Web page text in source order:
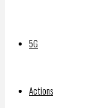
5G
Actions